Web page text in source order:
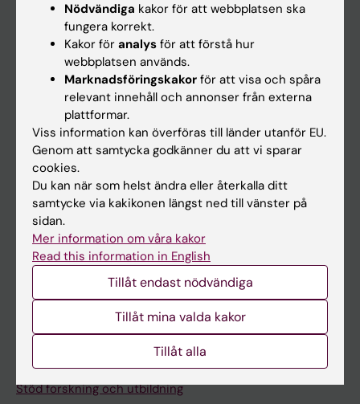
Kalender
Schema
Studentmejlen
Kurs- och programwebbar
Student på KI
Medarbetare
Medarbetarportalen
Kontakta och besök KI
Universitetsbiblioteket
Stöd forskning och utbildning
Nödvändiga kakor för att webbplatsen ska
fungera korrekt.
Kakor för analys för att förstå hur
webbplatsen används.
Marknadsföringskakor för att visa och spåra
relevant innehåll och annonser från externa
plattformar.
Viss information kan överföras till länder utanför EU.
Genom att samtycka godkänner du att vi sparar
cookies.
Du kan när som helst ändra eller återkalla ditt
samtycke via kakikonen längst ned till vänster på
sidan.
Mer information om våra kakor
Read this information in English
Tillåt endast nödvändiga
Tillåt mina valda kakor
Tillåt alla